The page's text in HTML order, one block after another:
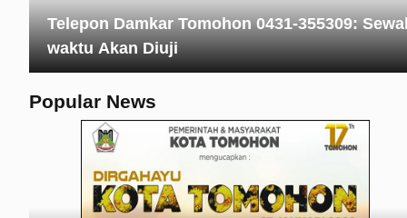
Popular News
Telepon Damkar Tomohon 0431-355309:
waktu Akan Diuji